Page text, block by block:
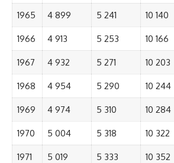
1965 4 899 5 241 10 140
1966 4 913 5 253 10 166
1967 4 932 5 271 10 203
1968 4 954 5 290 10 244
1969 4 974 5 310 10 284
1970 5 004 5 318 10 322
1971 5 019 5 333 10 352